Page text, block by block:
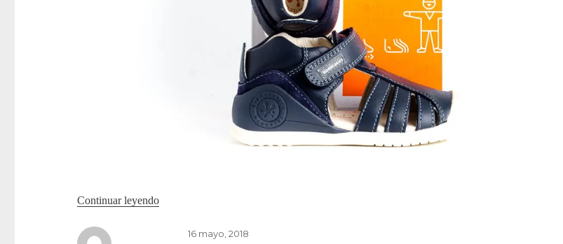
Continuar leyendo«Calzado infantil en Zap-in!»
Publicado
16 mayo, 2018